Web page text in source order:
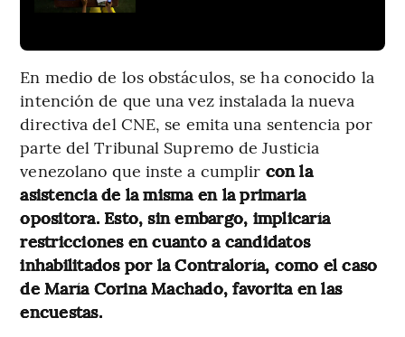
En medio de los obstáculos, se ha conocido la
intención de que una vez instalada la nueva
directiva del CNE, se emita una sentencia por
parte del Tribunal Supremo de Justicia
venezolano que inste a cumplir con la
asistencia de la misma en la primaria
opositora. Esto, sin embargo, implicaría
restricciones en cuanto a candidatos
inhabilitados por la Contraloría, como el caso
de María Corina Machado, favorita en las
encuestas.